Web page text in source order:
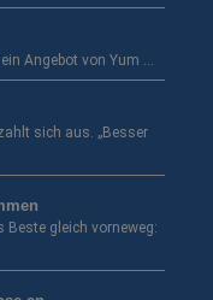
Angebot von Yum …
sich aus. „Besser
Beste gleich vorneweg: